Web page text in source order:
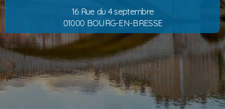
16 Rue du 4 septembre
01000 BOURG-EN-BRESSE